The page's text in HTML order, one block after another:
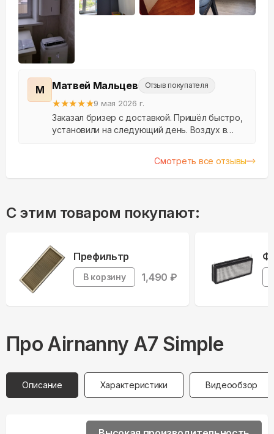
М Матвей Мальцев Отзыв покупателя
★★★★★9 мая 2026 г.
Заказал бризер с доставкой. Пришёл быстро,
установили на следующий день. Воздух в
Смотреть все отзывы
С этим товаром покупают:
Префильтр
В корзину 1,490 ₽
Про Airnanny A7 Simple
Описание Характеристики Видеообзор